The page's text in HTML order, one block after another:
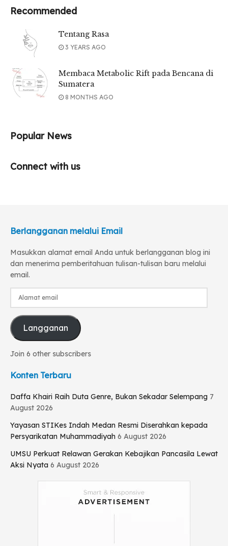
Recommended
Tentang Rasa
3 YEARS AGO
Membaca Metabolic Rift pada Bencana di
Sumatera
8 MONTHS AGO
Popular News
Connect with us
Berlangganan melalui Email
Masukkan alamat email Anda untuk berlangganan blog ini
dan menerima pemberitahuan tulisan-tulisan baru melalui
email.
Alamat
Langganan
Join 6 other subscribers
Konten Terbaru
Daffa Khairi Raih Duta Genre, Bukan Sekadar Selempang 7
August 2026
Yayasan STIKes Indah Medan Resmi Diserahkan kepada
Persyarikatan Muhammadiyah 6 August 2026
UMSU Perkuat Relawan Gerakan Kebajikan Pancasila Lewat
Aksi Nyata 6 August 2026